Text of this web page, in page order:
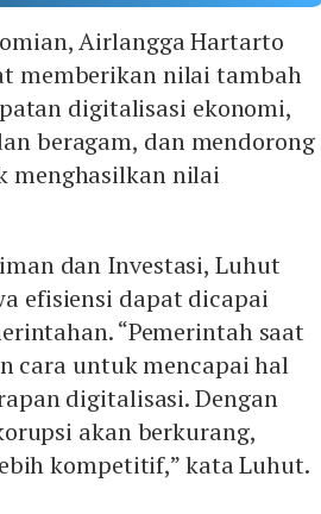
Airlangga Hartarto
memberikan nilai tambah
digitalisasi ekonomi,
beragam, dan mendorong
menghasilkan nilai
dan Investasi, Luhut
efisiensi dapat dicapai
“Pemerintah saat
cara untuk mencapai hal
digitalisasi. Dengan
akan berkurang,
kompetitif,” kata Luhut.